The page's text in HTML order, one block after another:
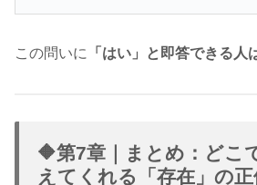
この問いに 「はい」と即答できる人
🔶第7章｜まとめ：どこ
えてくれる「存在」の正